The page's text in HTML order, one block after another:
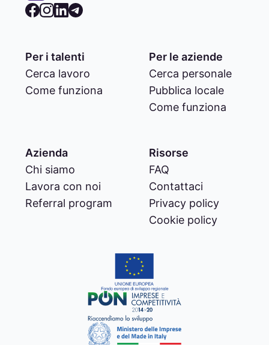
Per i talenti
Cerca lavoro
Come funziona
Per le aziende
Cerca personale
Pubblica locale
Come funziona
Azienda
Chi siamo
Lavora con noi
Referral program
Risorse
FAQ
Contattaci
Privacy policy
Cookie policy